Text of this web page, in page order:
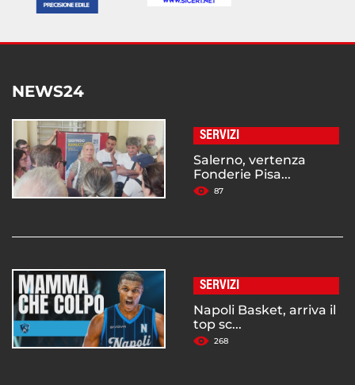
NEWS24
SERVIZI
Salerno, vertenza
Fonderie Pisa...
87
SERVIZI
Napoli Basket, arriva il
top sc...
268